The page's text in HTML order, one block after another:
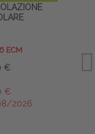
ECM
€
€
2026